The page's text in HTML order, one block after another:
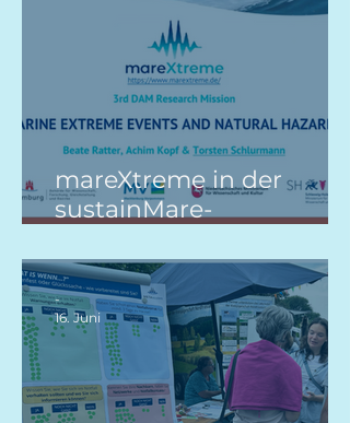
mareXtreme in der
sustainMare-
-
16. Juni